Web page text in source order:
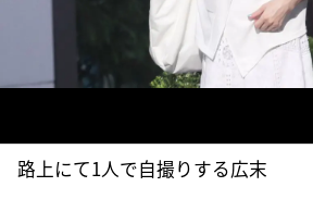
路上にて1人で自撮りする広末